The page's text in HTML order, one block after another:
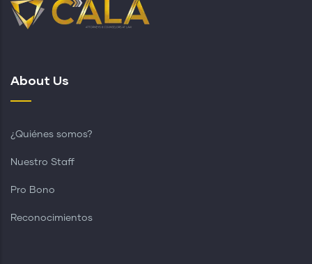
About Us
¿Quiénes somos?
Nuestro Staff
Pro Bono
Reconocimientos